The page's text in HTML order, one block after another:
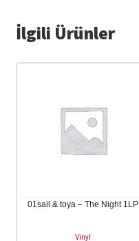
İlgili Ürünler
01sail & toya – The Night 1LP
Vinyl